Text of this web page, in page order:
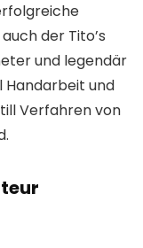
der Tito’s
und legendär
Handarbeit und
Verfahren von